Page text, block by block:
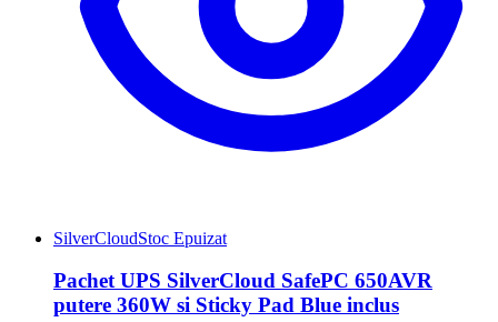
SilverCloudStoc Epuizat
Pachet UPS SilverCloud SafePC 650AVR
putere 360W si Sticky Pad Blue inclus